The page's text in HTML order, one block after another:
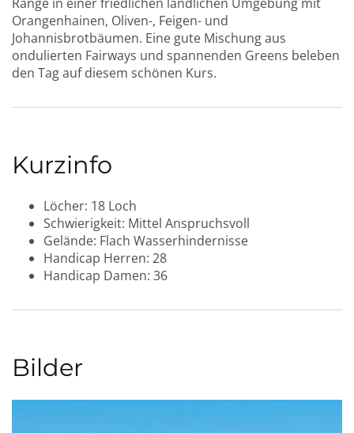
Range in einer friedlichen ländlichen Umgebung mit
Orangenhainen, Oliven-, Feigen- und
Johannisbrotbäumen. Eine gute Mischung aus
ondulierten Fairways und spannenden Greens beleben
den Tag auf diesem schönen Kurs.
Kurzinfo
Löcher: 18 Loch
Schwierigkeit: Mittel Anspruchsvoll
Gelände: Flach Wasserhindernisse
Handicap Herren: 28
Handicap Damen: 36
Bilder